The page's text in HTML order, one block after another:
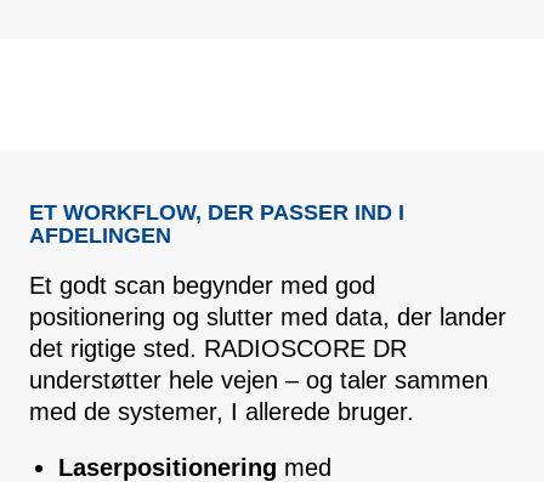
ET WORKFLOW, DER PASSER IND I
AFDELINGEN
Et godt scan begynder med god
positionering og slutter med data, der lander
det rigtige sted. RADIOSCORE DR
understøtter hele vejen – og taler sammen
med de systemer, I allerede bruger.
Laserpositionering med